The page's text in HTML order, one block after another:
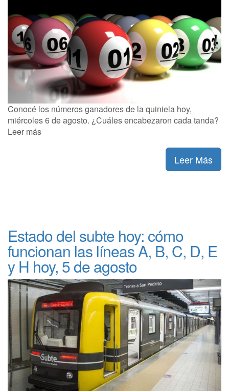
Conocé los números ganadores de la quiniela hoy,
miércoles 6 de agosto. ¿Cuáles encabezaron cada tanda?
Leer más
Leer Más
Estado del subte hoy: cómo
funcionan las líneas A, B, C, D, E
y H hoy, 5 de agosto